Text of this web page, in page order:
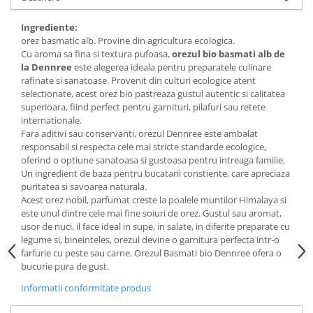
Budinca bio
Indulcitori bio
Inghetata bio si decoratiuni
Ingrediente bio pentru copt
Masline bio si antipasti
Antipasti bio
Masline bio
Pesto bio
Musli si terci
Fulgi din cereale bio
Musli bio
Terci bio
Orez bio si leguminoase
Legume bio
Legume bio in conserva
Orez bio
Ingrediente:
orez basmatic alb. Provine din agricultura ecologica.
Cu aroma sa fina si textura pufoasa,orezul bio basmati alb de
la Dennree este alegerea ideala pentru preparatele culinare
rafinate si sanatoase. Provenit din culturi ecologice atent
selectionate, acest orez bio pastreaza gustul autentic si calitatea
superioara, fiind perfect pentru garnituri, pilafuri sau retete
internationale.
Fara aditivi sau conservanti, orezul Dennree este ambalat
responsabil si respecta cele mai stricte standarde ecologice,
oferind o optiune sanatoasa si gustoasa pentru intreaga familie.
Un ingredient de baza pentru bucatarii constiente, care apreciaza
puritatea si savoarea naturala.
Acest orez nobil, parfumat creste la poalele muntilor Himalaya si
este unul dintre cele mai fine soiuri de orez. Gustul sau aromat,
usor de nuci, il face ideal in supe, in salate, in diferite preparate cu
legume si, bineinteles, orezul devine o garnitura perfecta intr-o
farfurie cu peste sau carne. Orezul Basmati bio Dennree ofera o
bucurie pura de gust.
Informatii conformitate produs